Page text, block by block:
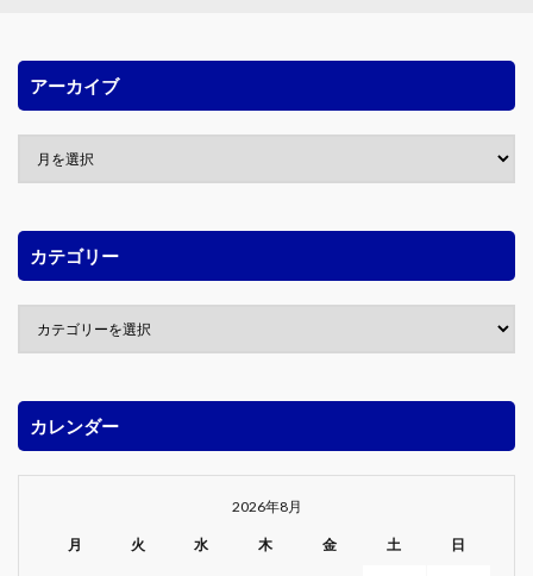
アーカイブ
カテゴリー
カレンダー
2026年8月
月 火 水 木 金 土 日